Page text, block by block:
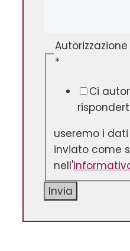
*
Ci
useremo i
inviato come
nell'
Invia